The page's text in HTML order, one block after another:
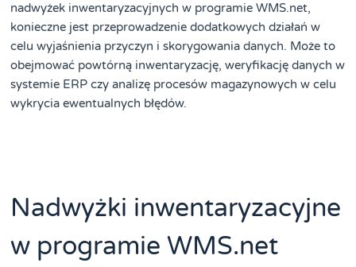
nadwyżek inwentaryzacyjnych w programie WMS.net,
konieczne jest przeprowadzenie dodatkowych działań w
celu wyjaśnienia przyczyn i skorygowania danych. Może to
obejmować powtórną inwentaryzację, weryfikację danych w
systemie ERP czy analizę procesów magazynowych w celu
wykrycia ewentualnych błędów.
Nadwyżki inwentaryzacyjne
w programie WMS.net